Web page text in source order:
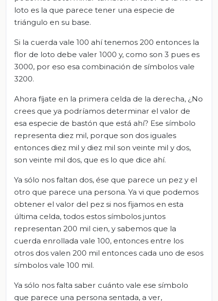
loto es la que parece tener una especie de
triángulo en su base.
Si la cuerda vale 100 ahí tenemos 200 entonces la
flor de loto debe valer 1000 y, como son 3 pues es
3000, por eso esa combinación de símbolos vale
3200.
Ahora fíjate en la primera celda de la derecha, ¿No
crees que ya podríamos determinar el valor de
esa especie de bastón que está ahí? Ese símbolo
representa diez mil, porque son dos iguales
entonces diez mil y diez mil son veinte mil y dos,
son veinte mil dos, que es lo que dice ahí.
Ya sólo nos faltan dos, ése que parece un pez y el
otro que parece una persona. Ya vi que podemos
obtener el valor del pez si nos fijamos en esta
última celda, todos estos símbolos juntos
representan 200 mil cien, y sabemos que la
cuerda enrollada vale 100, entonces entre los
otros dos valen 200 mil entonces cada uno de esos
símbolos vale 100 mil.
Ya sólo nos falta saber cuánto vale ese símbolo
que parece una persona sentada, a ver,